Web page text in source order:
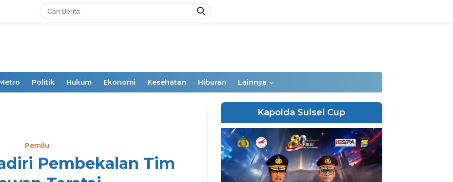
Politik Hukum Ekonomi Kesehatan Hiburan Lainnya
Pemilu
Pembekalan Tim
Kapolda Sulsel Cup